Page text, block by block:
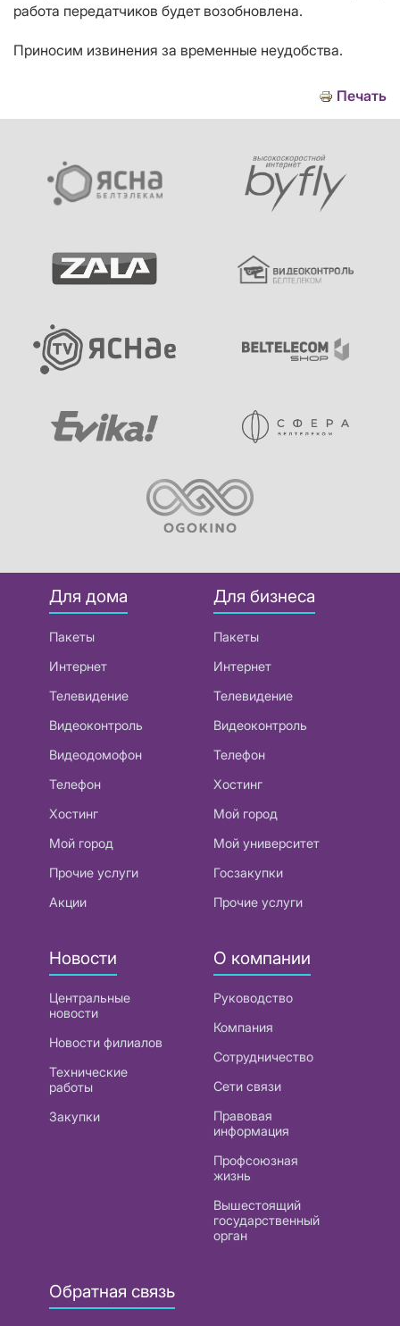
работа передатчиков будет возобновлена.
Приносим извинения за временные неудобства.
Печать
Для дома
Пакеты
Интернет
Телевидение
Видеоконтроль
Видеодомофон
Телефон
Хостинг
Мой город
Прочие услуги
Акции
Для бизнеса
Пакеты
Интернет
Телевидение
Видеоконтроль
Телефон
Хостинг
Мой город
Мой университет
Госзакупки
Прочие услуги
Новости
Центральные
новости
Новости филиалов
Технические
работы
Закупки
О компании
Руководство
Компания
Сотрудничество
Сети связи
Правовая
информация
Профсоюзная
жизнь
Вышестоящий
государственный
орган
Обратная связь